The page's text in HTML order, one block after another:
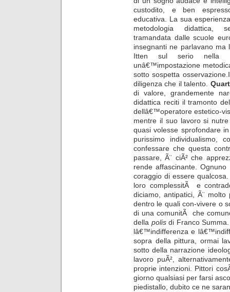
custodito, e ben
educativa. La sua
metodologia didattica,
tramandata dalle scuole
insegnanti ne parlavano
Itten sul serio nella
unâ€™impostazione
sotto sospetta
diligenza che il talento.
di valore, grandemente
didattica reciti il tramonto
dellâ€™operatore estetico-
mentre il suo lavoro si
quasi volesse sprofondare
purissimo individualismo,
confessare che questa
passare, Ã¨ ciÃ² che
rende affascinante.
coraggio di essere
loro complessitÃ e
diciamo, antipatici, Ã¨
dentro le quali con-vivere o
di una comunitÃ che
della polisdi Franco
lâ€™indifferenza e
sopra della pittura, ormai
sotto della narrazione
lavoro puÃ²,
proprie intenzioni. Pittori
giorno qualsiasi per farsi
piedistallo, dubito ce ne